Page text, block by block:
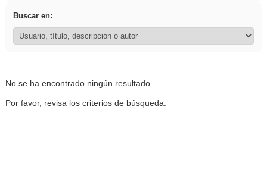
Buscar en:
No se ha encontrado ningún resultado.
Por favor, revisa los criterios de búsqueda.